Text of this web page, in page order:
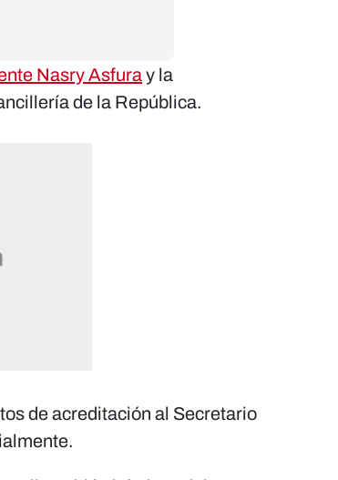
Nasry Asfuray la
de la República.
de acreditación al Secretario